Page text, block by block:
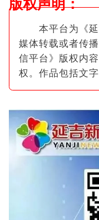
版权声明：
本平台为《延
媒体转载或者传
信平台》版权内
权。作品包括文